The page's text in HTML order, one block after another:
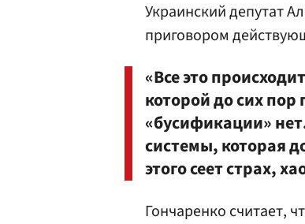
Украинский депутат
приговором
«Все это
которой до сих
«бусификации»
системы, которая
этого сеет страх,
Гончаренко считает,